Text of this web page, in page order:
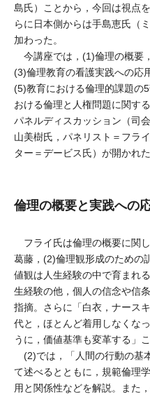
島氏）ことから，今回は視点
らに日本側からは手島恵氏（
加わった。
今講座では，(1)倫理の概要
(3)倫理教育の看護実践への応
(5)教育における倫理的課題の
おける倫理と人権問題に関す
パネルディスカッション（司
山美樹氏，パネリスト＝フラ
ター＝デービス氏）が開かれた
倫理の概要と実践への
フライ氏は倫理の概要に関
葛藤，(2)倫理観形成のための
値観は人生経験の中で育まれ
生経験の他，個人の信念や信
指摘。さらに「白衣，ナース
代と，ほとんど着用しなくな
うに，価値基準も変革する」
(2)では，「人間の行動の基
て述べるとともに，規範倫理
用と関係性などを解説。また